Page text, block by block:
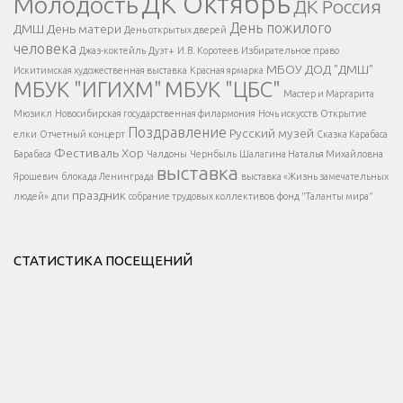
Напишите нам
</span >
Написать
</button >
</div >
</div > </div >
ДК Россия
ДМШ День матери День открытых дверей День пожилого
человека Джаз-коктейль Дуэт+ И.В. Коротеев Избирательное право
Искитимская художественная выставка Красная ярмарка МБОУ ДОД "ДМШ"
МБУК "ИГИХМ" МБУК "ЦБС" Мастер и Маргарита
Мюзикл Новосибирская государственная филармония Ночь искусств Открытие
елки Отчетный концерт Поздравление Русский музей Сказка Карабаса
Барабаса Фестиваль Хор Чалдоны Чернбыль Шалагина Наталья Михайловна
Ярошевич блокада Ленинграда выставка выставка «Жизнь замечательных
людей» дпи праздник собрание трудовых коллективов фонд "Таланты мира"
СТАТИСТИКА ПОСЕЩЕНИЙ